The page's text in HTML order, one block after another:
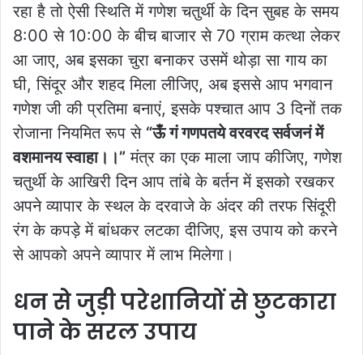
रहा है तो ऐसी स्थिति में गणेश चतुर्थी के दिन सुबह के समय
8:00 से 10:00 के बीच बाजार से 70 ग्राम कत्था लेकर
आ जाए, अब इसका चुरा बनाकर उसमें थोड़ा सा गाय का
घी, सिंदूर और शहद मिला लीजिए, अब इससे आप भगवान
गणेश जी की प्रतिमा बनाएं, इसके पश्चात आप 3 दिनों तक
रोजाना नियमित रूप से “ऊँ गं गणपतये वरवरद सर्वजनं में
वशमानय स्वाहा।।” मंत्र का एक माला जाप कीजिए, गणेश
चतुर्थी के आखिरी दिन आप तांबे के बर्तन में इसको रखकर
अपने व्यापार के स्थल के दरवाजे के अंदर की तरफ सिंदूरी
रंग के कपड़े में बांधकर लटका दीजिए, इस उपाय को करने
से आपको अपने व्यापार में लाभ मिलेगा।
धन से जुड़ी परेशानियों से छुटकारा
पाने के सरल उपाय